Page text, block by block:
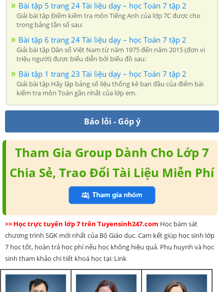
Bài tập 5 trang 24 Tài liệu dạy – học Toán 7 tập 2
Giải bài tập Điểm kiểm tra môn Tiếng Anh của lớp 7C được cho
trong bảng tần số sau:
Bài tập 6 trang 24 Tài liệu dạy – học Toán 7 tập 2
Giải bài tập Dân số Việt Nam từ năm 1975 đến năm 2015 (đơn vị
triệu người) được biểu diễn bởi biểu đồ sau:
Bài tập 1 trang 23 Tài liệu dạy – học Toán 7 tập 2
Giải bài tập Hãy lập bảng số liệu thống kê ban đầu của điểm bài
kiểm tra môn Toán gần nhất của lớp em.
Báo lỗi - Góp ý
Tham Gia Group Dành Cho Lớp 7
Chia Sẻ, Trao Đổi Tài Liệu Miễn Phí
>> Học trực tuyến lớp 7 trên Tuyensinh247.com Học bám sát
chương trình SGK mới nhất của Bộ Giáo dục. Cam kết giúp học sinh lớp
7 học tốt, hoàn trả học phí nếu học không hiệu quả. Phụ huynh và học
sinh tham khảo chi tiết khoá học tại: Link